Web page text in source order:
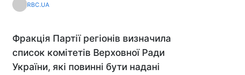
RBC.UA
Фракція Партії регіонів визначила
список комітетів Верховної Ради
України, які повинні бути надані